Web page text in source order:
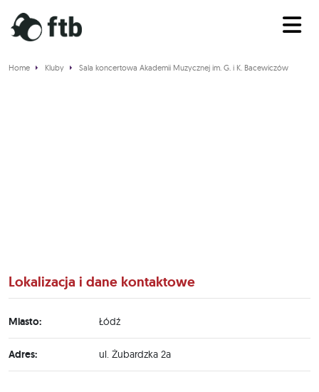
Home Kluby Sala koncertowa Akademii Muzycznej im. G. i K. Bacewiczów
Lokalizacja i dane kontaktowe
Miasto: Łódź
Adres: ul. Żubardzka 2a